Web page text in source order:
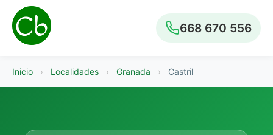
668 670 556
Inicio › Localidades › Granada › Castril